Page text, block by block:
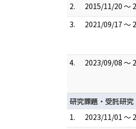
2.
2015/11/20 ～
3.
2021/09/17 ～
4. 2023/09/08 ～
研究課題・受託研究
1.
2023/11/01 ～